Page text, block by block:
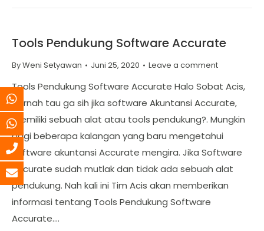
Tools Pendukung Software Accurate
ByWeni Setyawan Juni 25, 2020 Leave a comment
Tools Pendukung Software Accurate Halo Sobat Acis,
pernah tau ga sih jika software Akuntansi Accurate,
memiliki sebuah alat atau tools pendukung?. Mungkin
bagi beberapa kalangan yang baru mengetahui
software akuntansi Accurate mengira. Jika Software
Accurate sudah mutlak dan tidak ada sebuah alat
pendukung. Nah kali ini Tim Acis akan memberikan
informasi tentang Tools Pendukung Software
Accurate.…